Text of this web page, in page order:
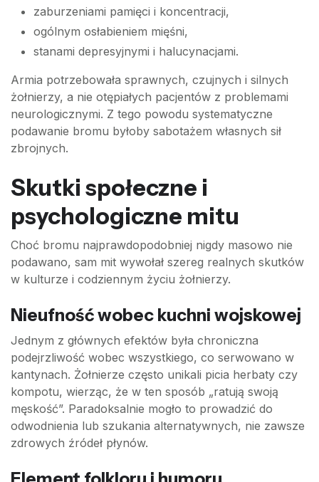
zaburzeniami pamięci i koncentracji,
ogólnym osłabieniem mięśni,
stanami depresyjnymi i halucynacjami.
Armia potrzebowała sprawnych, czujnych i silnych
żołnierzy, a nie otępiałych pacjentów z problemami
neurologicznymi. Z tego powodu systematyczne
podawanie bromu byłoby sabotażem własnych sił
zbrojnych.
Skutki społeczne i
psychologiczne mitu
Choć bromu najprawdopodobniej nigdy masowo nie
podawano, sam mit wywołał szereg realnych skutków
w kulturze i codziennym życiu żołnierzy.
Nieufność wobec kuchni wojskowej
Jednym z głównych efektów była chroniczna
podejrzliwość wobec wszystkiego, co serwowano w
kantynach. Żołnierze często unikali picia herbaty czy
kompotu, wierząc, że w ten sposób „ratują swoją
męskość”. Paradoksalnie mogło to prowadzić do
odwodnienia lub szukania alternatywnych, nie zawsze
zdrowych źródeł płynów.